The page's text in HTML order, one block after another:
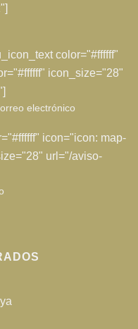
color="#ffffff"
icon_size="28"
electrónico
icon="icon: map-
url="/aviso-